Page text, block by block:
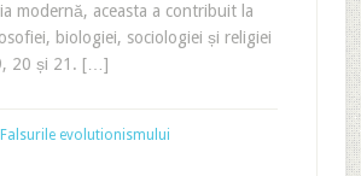
modernă, aceasta a contribuit la
biologiei, sociologiei și religiei
20 și 21. […]
Falsurile evolutionismului